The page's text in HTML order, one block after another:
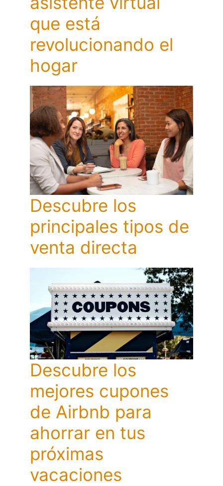
que está
revolucionando el
hogar
Descubre los
principales tipos de
venta directa
Descubre los
mejores cupones
de Airbnb para
ahorrar en tus
próximas
vacaciones